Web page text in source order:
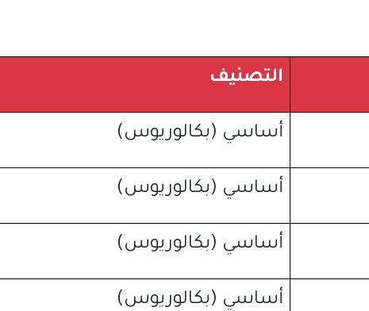
التصنيف
أساسي (بكالوريوس)
أساسي (بكالوريوس)
أساسي (بكالوريوس)
أساسي (بكالوريوس)